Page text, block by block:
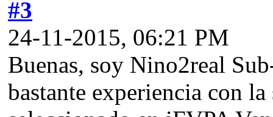
#3
24-11-2015, 06:21 PM
Buenas, soy Nino2real
bastante experiencia con